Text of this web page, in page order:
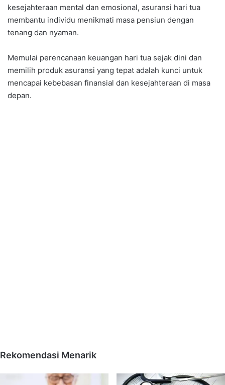
kesejahteraan mental dan emosional, asuransi hari tua
membantu individu menikmati masa pensiun dengan
tenang dan nyaman.
Memulai perencanaan keuangan hari tua sejak dini dan
memilih produk asuransi yang tepat adalah kunci untuk
mencapai kebebasan finansial dan kesejahteraan di masa
depan.
Rekomendasi Menarik